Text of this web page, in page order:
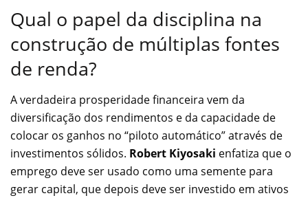
Qual o papel da disciplina na
construção de múltiplas fontes
de renda?
A verdadeira prosperidade financeira vem da
diversificação dos rendimentos e da capacidade de
colocar os ganhos no “piloto automático” através de
investimentos sólidos. Robert Kiyosaki enfatiza que o
emprego deve ser usado como uma semente para
gerar capital, que depois deve ser investido em ativos